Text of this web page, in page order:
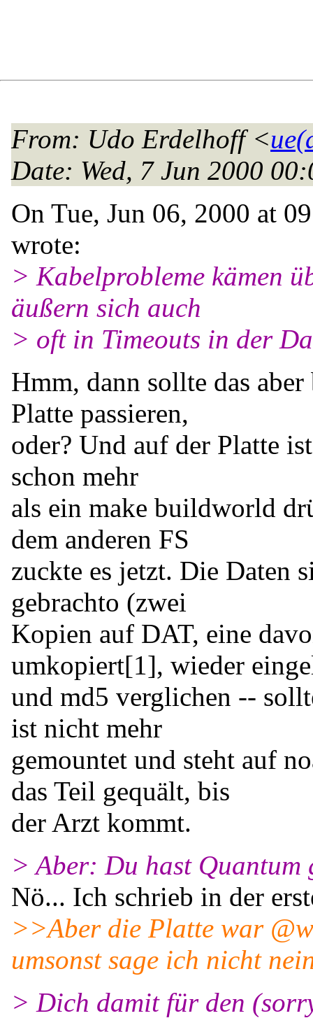
From: Udo Erdelhoff <
Date: Wed, 7 Jun 2000
On Tue, Jun 06, 2000 at
wrote:
> Kabelprobleme kämen
äußern sich auch
> oft in Timeouts in der
Hmm, dann sollte das
Platte passieren,
oder? Und auf der Platte
schon mehr
als ein make buildworld
dem anderen FS
zuckte es jetzt. Die Daten
gebrachto (zwei
Kopien auf DAT, eine
umkopiert[1], wieder
und md5 verglichen --
ist nicht mehr
gemountet und steht auf
das Teil gequält, bis
der Arzt kommt.
> Aber: Du hast Quantum
Nö... Ich schrieb in der
>>Aber die Platte war
umsonst sage ich nicht
> Dich damit für den